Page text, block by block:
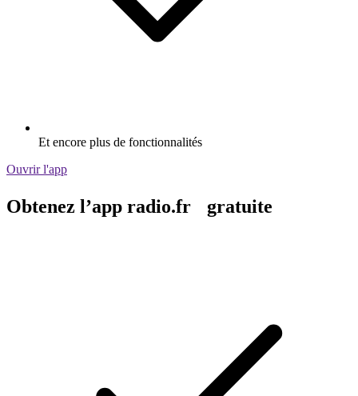
Et encore plus de fonctionnalités
Ouvrir l'app
Obtenez l’app radio.fr gratuite